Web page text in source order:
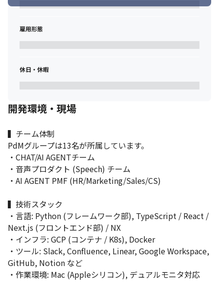
・経営層や他部門との連携を通じたプロダクト戦略の共有と調整
・業務課題のヒアリング、業務プロセスの可視化を行い、改善の
・開発チームや顧客との間で要件定義や仕様調整を行い、プロジ
ェクトを円滑に進めた経験
・社内外のステークホルダーを巻き込み、プロジェクトを推進す
●AI/SaaS関連の専門知識・経験
・SaaSプロダクトまたは大規模システムのプロダクト開発経験
・クラウドプラットフォーム (AWS、Azure、GCPなど) に関する
資格や同等の知識
・GPT, LaMDA, BERT などの自然言語処理技術に対する理解
践経験
雇用形態
休日・休暇
開発環境・現場
▍チーム体制
PdMグループは13名が所属しています。
・CHAT/AI AGENTチーム
・音声プロダクト (Speech) チーム
・AI AGENT PMF (HR/Marketing/Sales/CS)
▍技術スタック
・言語: Python (フレームワーク部), TypeScript / React /
Next.js (フロントエンド部) / NX
・インフラ: GCP (コンテナ / K8s), Docker
・ツール: Slack, Confluence, Linear, Google Workspace,
GitHub, Notion など
・作業環境: Mac (Appleシリコン), デュアルモニタ対応